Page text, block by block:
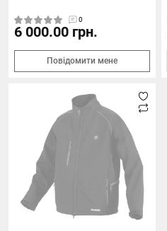
0
6 000.00 грн.
Повідомити мене